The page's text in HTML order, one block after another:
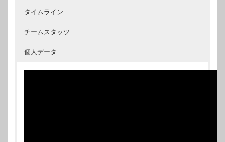
タイムライン
チームスタッツ
個人データ